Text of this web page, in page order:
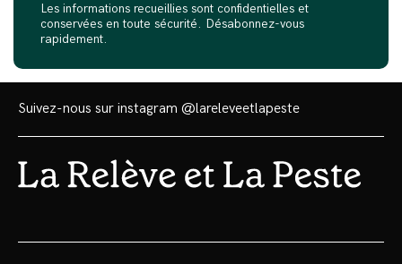
Les informations recueillies sont confidentielles et
conservées en toute sécurité. Désabonnez-vous
rapidement.
Suivez-nous sur instagram @lareleveetlapeste